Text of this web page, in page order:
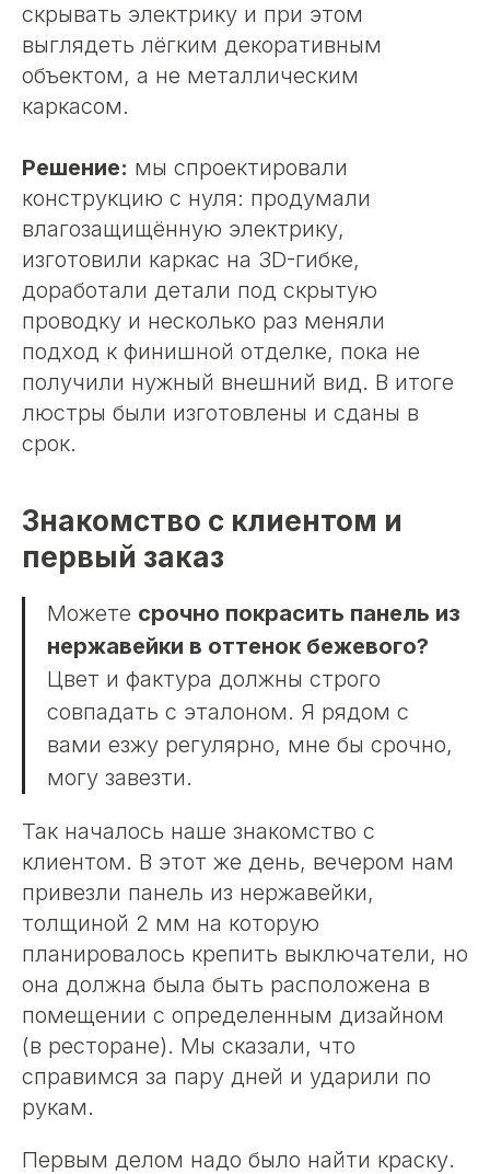
скрывать электрику и при этом
выглядеть лёгким декоративным
объектом, а не металлическим
каркасом.
Решение: мы спроектировали
конструкцию с нуля: продумали
влагозащищённую электрику,
изготовили каркас на 3D-гибке,
доработали детали под скрытую
проводку и несколько раз меняли
подход к финишной отделке, пока не
получили нужный внешний вид. В итоге
люстры были изготовлены и сданы в
срок.
Знакомство с клиентом и
первый заказ
Можете срочно покрасить панель из
нержавейки в оттенок бежевого?
Цвет и фактура должны строго
совпадать с эталоном. Я рядом с
вами езжу регулярно, мне бы срочно,
могу завезти.
Так началось наше знакомство с
клиентом. В этот же день, вечером нам
привезли панель из нержавейки,
толщиной 2 мм на которую
планировалось крепить выключатели, но
она должна была быть расположена в
помещении с определенным дизайном
(в ресторане). Мы сказали, что
справимся за пару дней и ударили по
рукам.
Первым делом надо было найти краску.